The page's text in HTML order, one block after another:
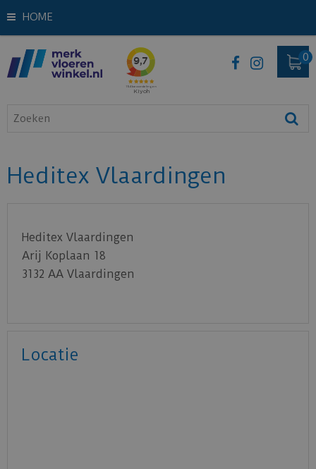
HOME
Heditex Vlaardingen
Heditex Vlaardingen
Arij Koplaan 18
3132 AA Vlaardingen
Locatie